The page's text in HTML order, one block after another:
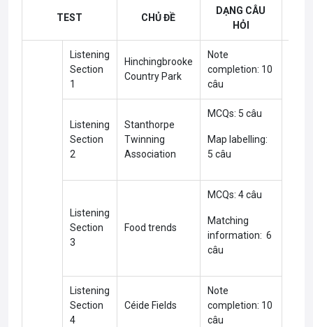
TEST CHỦ ĐỀ
DẠNG CÂU
HỎI
Listening
Section
1
Hinchingbrooke
Country Park
Note
completion: 10
câu
Listening
Section
2
Stanthorpe
Twinning
Association
MCQs: 5 câu
Map labelling:
5 câu
Listening
Section
3
Food trends
MCQs: 4 câu
Matching
information: 6
câu
Listening
Section
4
Céide Fields
Note
completion: 10
câu